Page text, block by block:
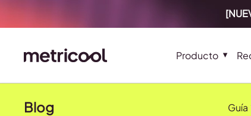
Producto
Blog Guía